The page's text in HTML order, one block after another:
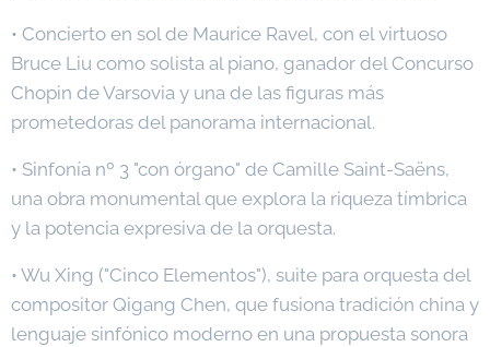
• Concierto en sol de Maurice Ravel, con el virtuoso
Bruce Liu como solista al piano, ganador del Concurso
Chopin de Varsovia y una de las figuras más
prometedoras del panorama internacional.
• Sinfonía nº 3 "con órgano" de Camille Saint-Saëns,
una obra monumental que explora la riqueza tímbrica
y la potencia expresiva de la orquesta.
• Wu Xing ("Cinco Elementos"), suite para orquesta del
compositor Qigang Chen, que fusiona tradición china y
lenguaje sinfónico moderno en una propuesta sonora